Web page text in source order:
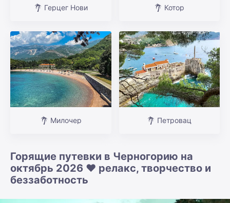
Герцег Нови Котор
Милочер Петровац
Горящие путевки в Черногорию на
октябрь 2026 ❤️ релакс, творчество и
беззаботность